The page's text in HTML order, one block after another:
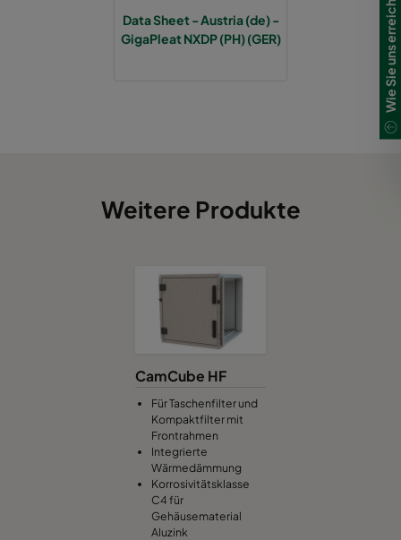
Data Sheet - Austria (de) -
GigaPleat NXDP (PH) (GER)
Weitere Produkte
CamCube HF
Für Taschenfilter und
Kompaktfilter mit
Frontrahmen
Integrierte
Wärmedämmung
Korrosivitätsklasse
C4 für
Gehäusematerial
Aluzink
Wie Sie uns erreichen